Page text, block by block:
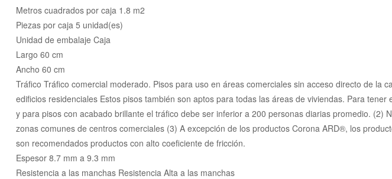
Metros cuadrados por caja 1.8 m2
Piezas por caja 5 unidad(es)
Unidad de embalaje Caja
Largo 60 cm
Ancho 60 cm
Tráfico Tráfico comercial moderado. Pisos para uso en áreas comerciales sin acceso directo de
edificios residenciales Estos pisos también son aptos para todas las áreas de viviendas. Para
y para pisos con acabado brillante el tráfico debe ser inferior a 200 personas diarias promedio.
zonas comunes de centros comerciales (3) A excepción de los productos Corona ARD®, los
son recomendados productos con alto coeficiente de fricción.
Espesor 8.7 mm a 9.3 mm
Resistencia a las manchas Resistencia Alta a las manchas